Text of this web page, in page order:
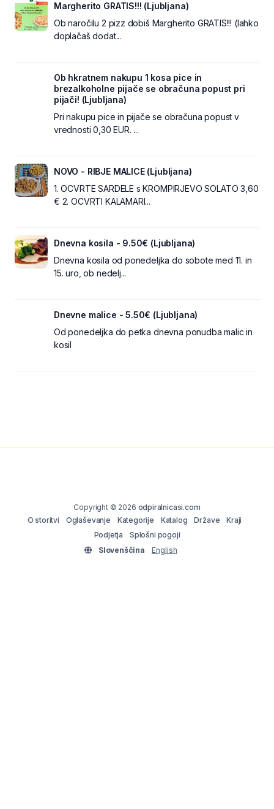
Margherito GRATIS!!! (Ljubljana)
Ob naročilu 2 pizz dobiš Margherito GRATIS!!! (lahko
doplačaš dodat...
Ob hkratnem nakupu 1 kosa pice in
brezalkoholne pijače se obračuna popust pri
pijači! (Ljubljana)
Pri nakupu pice in pijače se obračuna popust v
vrednosti 0,30 EUR. ...
NOVO - RIBJE MALICE (Ljubljana)
1. OCVRTE SARDELE s KROMPIRJEVO SOLATO 3,60
€ 2. OCVRTI KALAMARI...
Dnevna kosila - 9.50€ (Ljubljana)
Dnevna kosila od ponedeljka do sobote med 11. in
15. uro, ob nedelj...
Dnevne malice - 5.50€ (Ljubljana)
Od ponedeljka do petka dnevna ponudba malic in
kosil
Copyright © 2026 odpiralnicasi.com
O storitvi
Oglaševanje Kategorije Katalog Države
Kraji
Podjetja
Splošni pogoji
Slovenščina
English